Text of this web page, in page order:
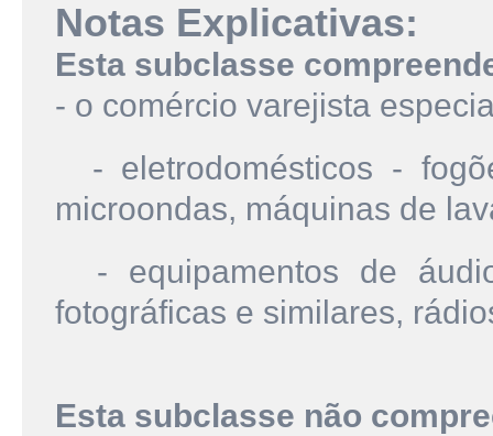
Notas Explicativas:
Esta subclasse
- o comércio varejista
- eletrodomésticos -
microondas, máquinas de
- equipamentos de
fotográficas e similares,
Esta subclasse não